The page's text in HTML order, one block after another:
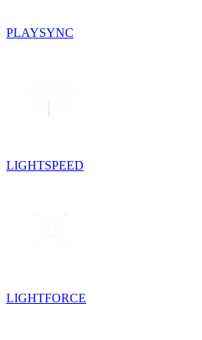
PLAYSYNC
LIGHTSPEED
LIGHTFORCE